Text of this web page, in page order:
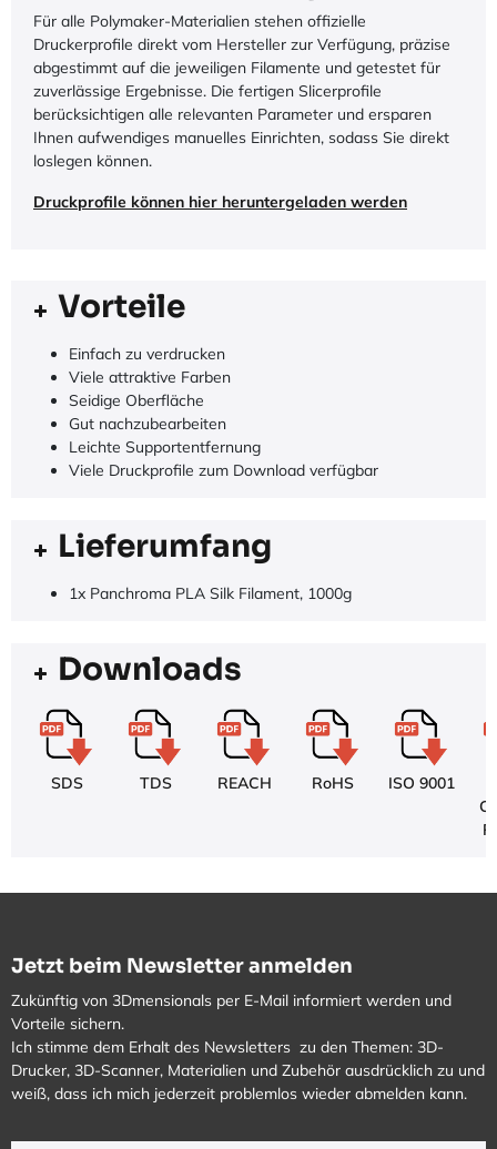
Für alle Polymaker-Materialien stehen offizielle
Druckerprofile direkt vom Hersteller zur Verfügung, präzise
abgestimmt auf die jeweiligen Filamente und getestet für
zuverlässige Ergebnisse. Die fertigen Slicerprofile
berücksichtigen alle relevanten Parameter und ersparen
Ihnen aufwendiges manuelles Einrichten, sodass Sie direkt
loslegen können.
Druckprofile können hier heruntergeladen werden
Vorteile
Einfach zu verdrucken
Viele attraktive Farben
Seidige Oberfläche
Gut nachzubearbeiten
Leichte Supportentfernung
Viele Druckprofile zum Download verfügbar
Lieferumfang
1x Panchroma PLA Silk Filament, 1000g
Downloads
SDS TDS REACH RoHS ISO 9001
Jetzt beim Newsletter anmelden
Zukünftig von 3Dmensionals per E-Mail informiert werden und
Vorteile sichern.
Ich stimme dem Erhalt des Newsletters zu den Themen: 3D-
Drucker, 3D-Scanner, Materialien und Zubehör ausdrücklich zu und
weiß, dass ich mich jederzeit problemlos wieder abmelden kann.